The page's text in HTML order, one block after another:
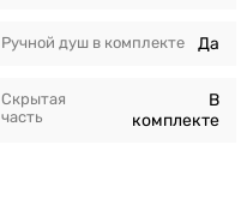
Ручной душ в комплекте Да
Скрытая
часть
В
комплекте